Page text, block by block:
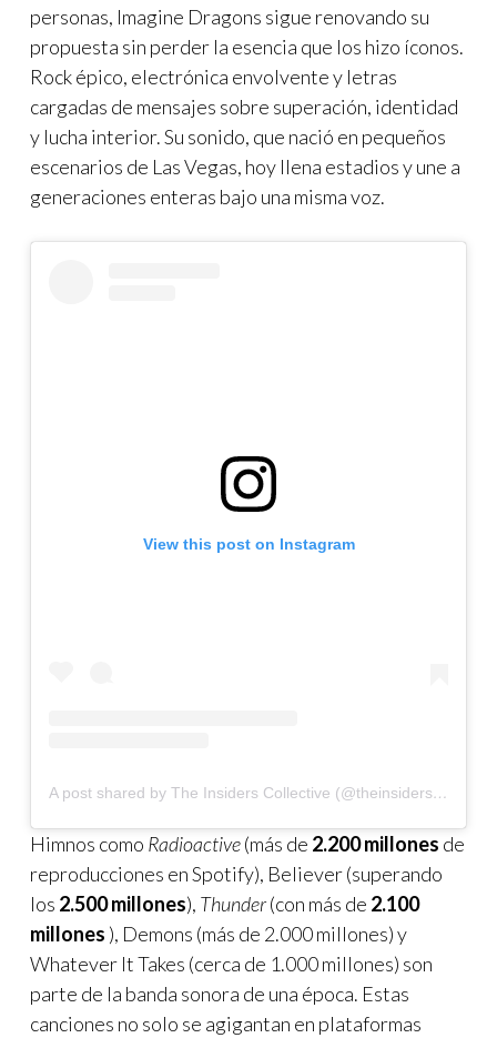
personas, Imagine Dragons sigue renovando su
propuesta sin perder la esencia que los hizo íconos.
Rock épico, electrónica envolvente y letras
cargadas de mensajes sobre superación, identidad
y lucha interior. Su sonido, que nació en pequeños
escenarios de Las Vegas, hoy llena estadios y une a
generaciones enteras bajo una misma voz.
View this post on Instagram
A post shared by The Insiders Collective (@theinsidersco)
Himnos como Radioactive(más de 2.200 millones de
reproducciones en Spotify), Believer (superando
los 2.500 millones), Thunder(con más de 2.100
millones ), Demons (más de 2.000 millones) y
Whatever It Takes (cerca de 1.000 millones) son
parte de la banda sonora de una época. Estas
canciones no solo se agigantan en plataformas